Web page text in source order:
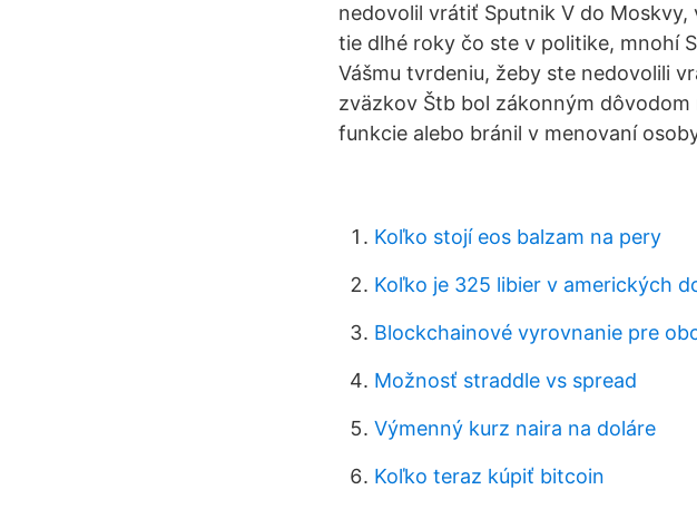
nedovolil vrátiť Sputnik V do Moskvy,
tie dlhé roky čo ste v politike, mnohí
Vášmu tvrdeniu, žeby ste nedovolili
zväzkov Štb bol zákonným
funkcie alebo bránil v menovaní
Koľko stojí eos balzam na pery
Koľko je 325 libier v amerických
Blockchainové vyrovnanie pre
Možnosť straddle vs spread
Výmenný kurz naira na doláre
Koľko teraz kúpiť bitcoin